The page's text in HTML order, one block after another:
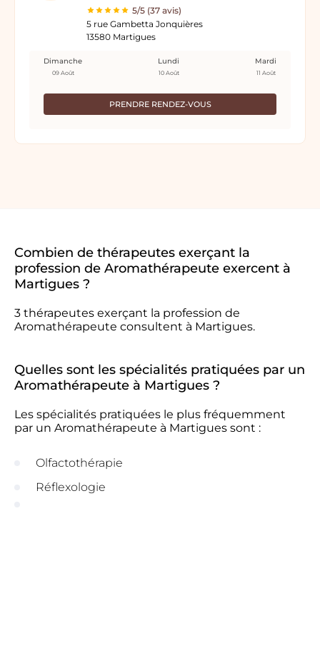
5/5 (37 avis)
5 rue Gambetta Jonquières
13580 Martigues
PRENDRE RENDEZ-VOUS
Dimanche
09 Août
Lundi
10 Août
Mardi
11 Août
Combien de thérapeutes exerçant la
profession de Aromathérapeute exercent à
Martigues ?
3 thérapeutes exerçant la profession de
Aromathérapeute consultent à Martigues.
Quelles sont les spécialités pratiquées par un
Aromathérapeute à Martigues ?
Les spécialités pratiquées le plus fréquemment
par un Aromathérapeute à Martigues sont :
Olfactothérapie
Réflexologie